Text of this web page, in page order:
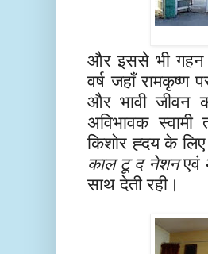
और इससे भी गहन
वर्ष जहाँ रामकृष्ण
और भावी जीवन
अविभावक स्वामी
किशोर ह्दय के
काल टू द नेशनएवं
साथ देती रही।